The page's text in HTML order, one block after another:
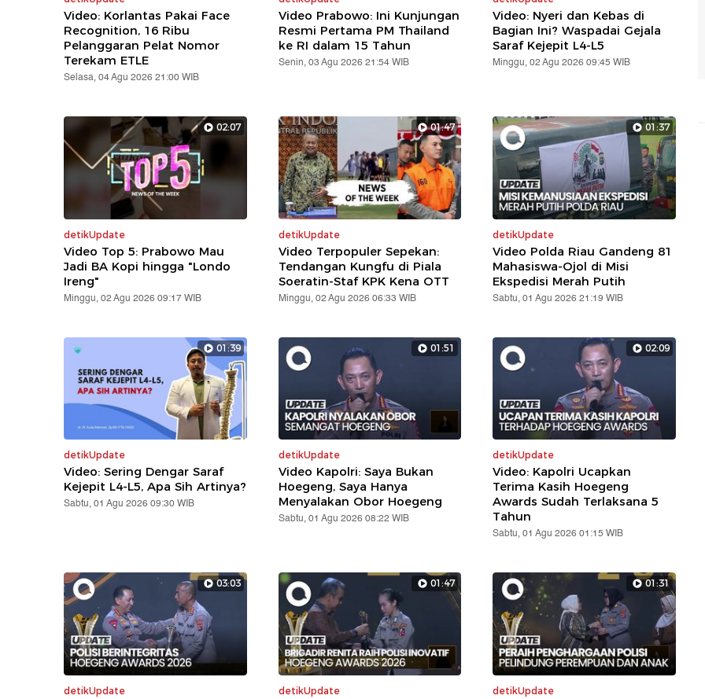
Video: Korlantas Pakai Face
Recognition, 16 Ribu
Pelanggaran Pelat Nomor
Terekam ETLE
Selasa, 04 Agu 2026 21:00 WIB
Video Prabowo: Ini Kunjungan
Resmi Pertama PM Thailand
ke RI dalam 15 Tahun
Senin, 03 Agu 2026 21:54 WIB
Video: Nyeri dan Kebas di
Bagian Ini? Waspadai Gejala
Saraf Kejepit L4-L5
Minggu, 02 Agu 2026 09:45 WIB
02:07
detikUpdate
Video Top 5: Prabowo Mau
Jadi BA Kopi hingga "Londo
Ireng"
Minggu, 02 Agu 2026 09:17 WIB
01:47
detikUpdate
Video Terpopuler Sepekan:
Tendangan Kungfu di Piala
Soeratin-Staf KPK Kena OTT
Minggu, 02 Agu 2026 06:33 WIB
01:37
detikUpdate
Video Polda Riau Gandeng 81
Mahasiswa-Ojol di Misi
Ekspedisi Merah Putih
Sabtu, 01 Agu 2026 21:19 WIB
01:39
detikUpdate
Video: Sering Dengar Saraf
Kejepit L4-L5, Apa Sih Artinya?
Sabtu, 01 Agu 2026 09:30 WIB
01:51
detikUpdate
Video Kapolri: Saya Bukan
Hoegeng, Saya Hanya
Menyalakan Obor Hoegeng
Sabtu, 01 Agu 2026 08:22 WIB
02:09
detikUpdate
Video: Kapolri Ucapkan
Terima Kasih Hoegeng
Awards Sudah Terlaksana 5
Tahun
Sabtu, 01 Agu 2026 01:15 WIB
03:03
detikUpdate
01:47
detikUpdate
01:31
detikUpdate